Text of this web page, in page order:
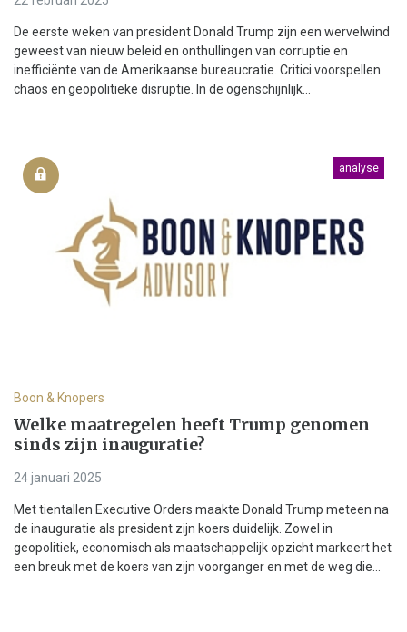
De eerste weken van president Donald Trump zijn een wervelwind
geweest van nieuw beleid en onthullingen van corruptie en
inefficiënte van de Amerikaanse bureaucratie. Critici voorspellen
chaos en geopolitieke disruptie. In de ogenschijnlijk...
analyse
Boon & Knopers
Welke maatregelen heeft Trump genomen
sinds zijn inauguratie?
24 januari 2025
Met tientallen Executive Orders maakte Donald Trump meteen na
de inauguratie als president zijn koers duidelijk. Zowel in
geopolitiek, economisch als maatschappelijk opzicht markeert het
een breuk met de koers van zijn voorganger en met de weg die...